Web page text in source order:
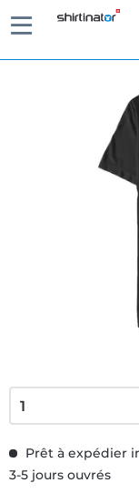
Prêt à expédier
3-5 jours ouvrés